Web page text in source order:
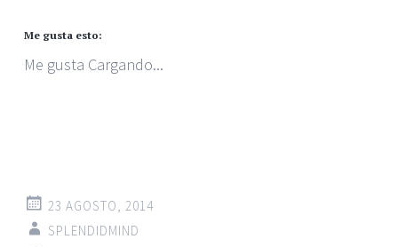
Me gusta esto:
Me gusta Cargando...
23 AGOSTO, 2014
SPLENDIDMIND